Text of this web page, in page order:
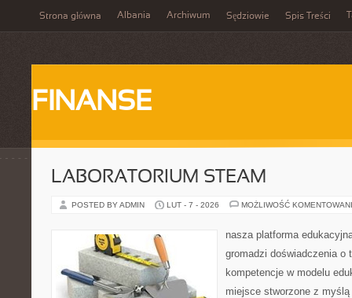
Strona główna Albania Archiwum Sędziowie Spis Treści
FINANSE
LABORATORIUM STEAM
POSTED BY ADMIN LUT - 7 - 2026 MOŻLIWOŚĆ
nasza platforma
gromadzi doświadczenia o
kompetencje w modelu
miejsce stworzone z